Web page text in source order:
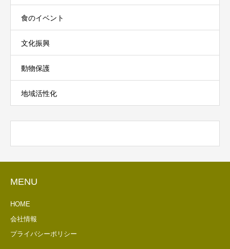
食のイベント
文化振興
動物保護
地域活性化
MENU
HOME
会社情報
プライバシーポリシー